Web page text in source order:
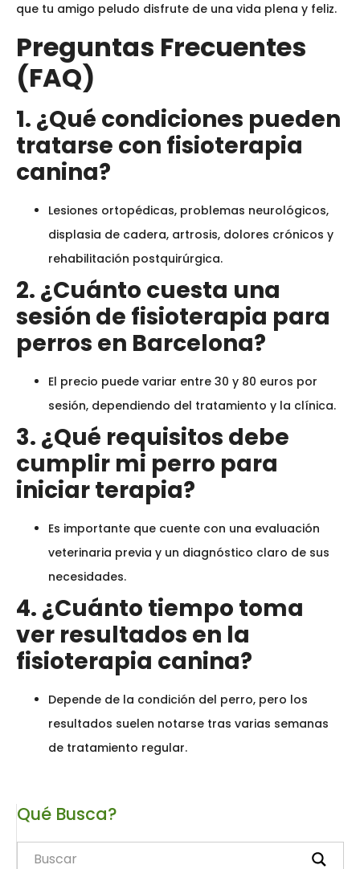
que tu amigo peludo disfrute de una vida plena y feliz.
Preguntas Frecuentes
(FAQ)
1. ¿Qué condiciones pueden
tratarse con fisioterapia
canina?
Lesiones ortopédicas, problemas neurológicos,
displasia de cadera, artrosis, dolores crónicos y
rehabilitación postquirúrgica.
2. ¿Cuánto cuesta una
sesión de fisioterapia para
perros en Barcelona?
El precio puede variar entre 30 y 80 euros por
sesión, dependiendo del tratamiento y la clínica.
3. ¿Qué requisitos debe
cumplir mi perro para
iniciar terapia?
Es importante que cuente con una evaluación
veterinaria previa y un diagnóstico claro de sus
necesidades.
4. ¿Cuánto tiempo toma
ver resultados en la
fisioterapia canina?
Depende de la condición del perro, pero los
resultados suelen notarse tras varias semanas
de tratamiento regular.
Qué Busca?